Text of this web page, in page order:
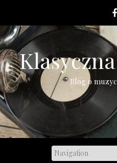
content
Blog o